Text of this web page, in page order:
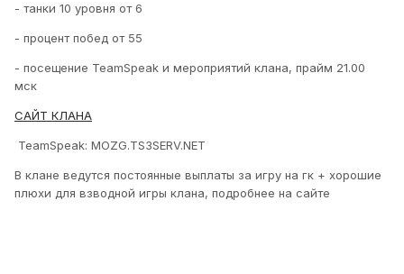
- танки 10 уровня от 6
- процент побед от 55
- посещение TeamSpeak и мероприятий клана, прайм 21.00
мск
САЙТ КЛАНА
TeamSpeak: MOZG.TS3SERV.NET
В клане ведутся постоянные выплаты за игру на гк + хорошие
плюхи для взводной игры клана, подробнее на сайте